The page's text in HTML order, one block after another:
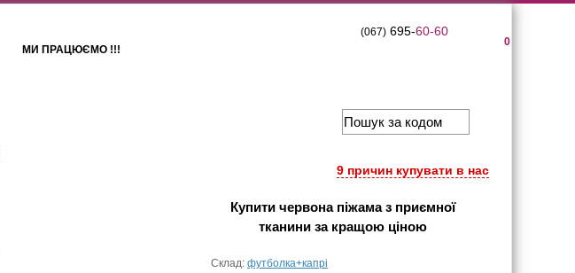
МИ ПРАЦЮЄМО !!!
0
(067)695-60-60
9 причин купувати в нас
Купити червона піжама з приємної
тканини за кращою ціною
Склад: футболка+капрі